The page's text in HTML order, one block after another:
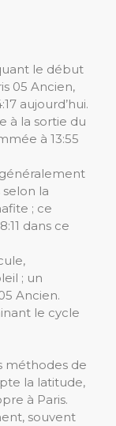
le début
05 Ancien,
aujourd’hui.
à la sortie du
à 13:55
la
; ce
dans ce
; un
Ancien.
le cycle
méthodes de
la latitude,
à Paris.
souvent